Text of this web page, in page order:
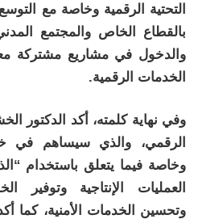
التحتية الرقمية وخاصة مع
بالقطاع الخاص والمجتمع
والدخول في مشاريع مشتركة
الخدمات الرقمية.
وفي نهاية كلمته، أكد الدكتور
الرقمي، والذي سيساهم في
وخاصة فيما يتعلق باستخدام
العمليات الإنتاجية وتوفير
وتحسين الخدمات الأمنية، كما